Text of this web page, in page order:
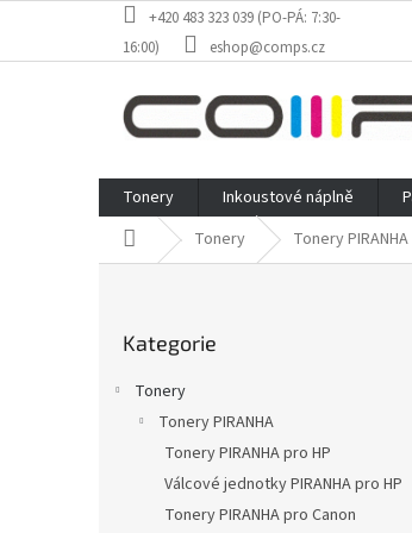
obsah
+420 483 323 039 (PO-PÁ: 7:30-
16:00)
eshop@comps.cz
Tonery Inkoustové náplně
Domů Tonery Tonery PIRANHA
kategorie
Kategorie
Tonery
Tonery PIRANHA
Tonery PIRANHA pro HP
Válcové jednotky PIRANHA pro HP
Tonery PIRANHA pro Canon